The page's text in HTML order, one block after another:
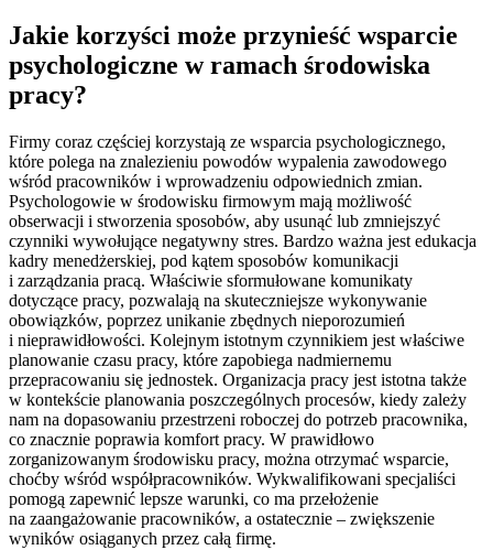
Jakie korzyści może przynieść wsparcie
psychologiczne w ramach środowiska
pracy?
Firmy coraz częściej korzystają ze wsparcia psychologicznego,
które polega na znalezieniu powodów wypalenia zawodowego
wśród pracowników i wprowadzeniu odpowiednich zmian.
Psychologowie w środowisku firmowym mają możliwość
obserwacji i stworzenia sposobów, aby usunąć lub zmniejszyć
czynniki wywołujące negatywny stres. Bardzo ważna jest edukacja
kadry menedżerskiej, pod kątem sposobów komunikacji
i zarządzania pracą. Właściwie sformułowane komunikaty
dotyczące pracy, pozwalają na skuteczniejsze wykonywanie
obowiązków, poprzez unikanie zbędnych nieporozumień
i nieprawidłowości. Kolejnym istotnym czynnikiem jest właściwe
planowanie czasu pracy, które zapobiega nadmiernemu
przepracowaniu się jednostek. Organizacja pracy jest istotna także
w kontekście planowania poszczególnych procesów, kiedy zależy
nam na dopasowaniu przestrzeni roboczej do potrzeb pracownika,
co znacznie poprawia komfort pracy. W prawidłowo
zorganizowanym środowisku pracy, można otrzymać wsparcie,
choćby wśród współpracowników. Wykwalifikowani specjaliści
pomogą zapewnić lepsze warunki, co ma przełożenie
na zaangażowanie pracowników, a ostatecznie – zwiększenie
wyników osiąganych przez całą firmę.